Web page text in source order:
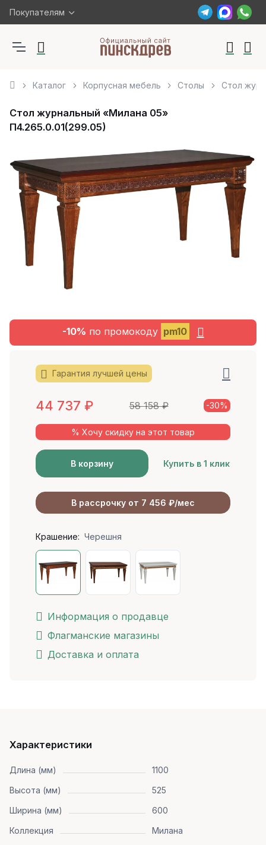
Покупателям
Каталог Корпусная мебель Столы Стол
Стол журнальный «Милана 05»
П4.265.0.01(299.05)
-10% по промокоду pm10
Гарантия лучшей цены
44 737 ₽ 58 158₽ -30%
% Хочу скидку на этот товар
В корзину Купить в 1 клик
В рассрочку от 7 456 ₽/мес
Крашение: Черешня
Информация о продавце
Флагманские магазины
Доставка и оплата
Характеристики
Длина (мм)
1100
Высота (мм)
525
Ширина (мм)
600
Коллекция
Милана